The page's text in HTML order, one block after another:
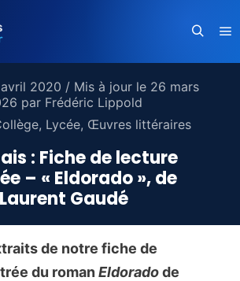
2020 / Mis à jour le 26 mars
par Frédéric Lippold
, Lycée, Œuvres littéraires
: Fiche de lecture
– « Eldorado », de
Laurent Gaudé
de notre fiche de
du romanEldoradode